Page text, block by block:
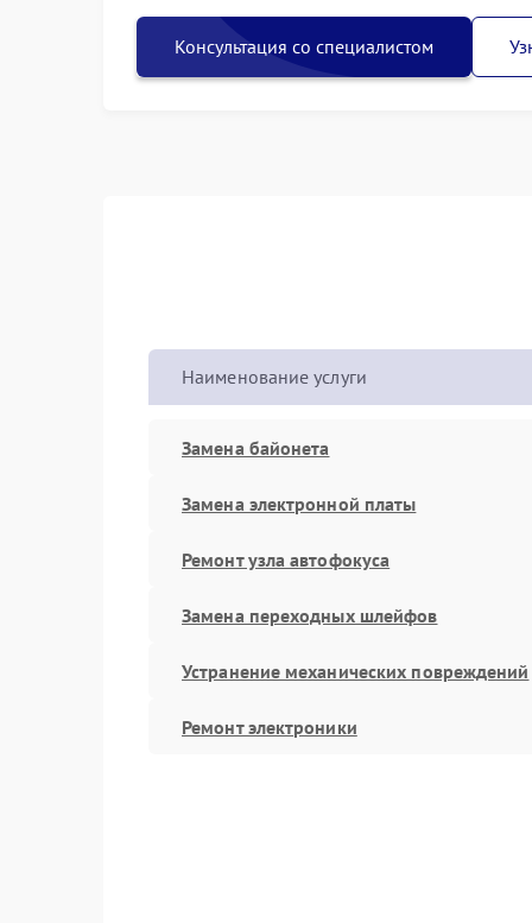
Консультация со специалистом
Наименование услуги
Замена байонета
Замена электронной платы
Ремонт узла автофокуса
Замена переходных шлейфов
Устранение механических повреждений
Ремонт электроники